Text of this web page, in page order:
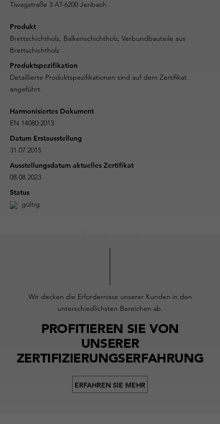
Tiwagstraße 3 AT-6200 Jenbach
Produkt
Brettschichtholz, Balkenschichtholz, Verbundbauteile aus
Brettschichtholz
Produktspezifikation
Detaillierte Produktspezifikationen sind auf dem Zertifikat
angeführt.
Harmonisiertes Dokument
EN 14080:2013
Datum Erstausstellung
31.07.2015
Ausstellungsdatum aktuelles Zertifikat
08.08.2023
Status
gültig
Wir decken die Erfordernisse unserer Kunden in den
unterschiedlichsten Bereichen ab.
PROFITIEREN SIE VON
UNSERER
ZERTIFIZIERUNGSERFAHRUNG
ERFAHREN SIE MEHR